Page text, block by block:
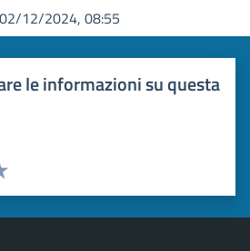
02/12/2024, 08:55
le informazioni su questa
5 stelle su 5
4 stelle su 5
su 5
su 5